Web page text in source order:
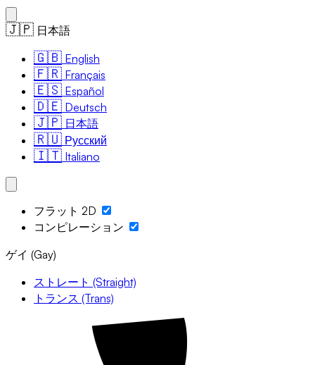
🇯🇵 日本語
🇬🇧 English
🇫🇷 Français
🇪🇸 Español
🇩🇪 Deutsch
🇯🇵 日本語
🇷🇺 Русский
🇮🇹 Italiano
フラット 2D
コンピレーション
ゲイ (Gay)
ストレート (Straight)
トランス (Trans)